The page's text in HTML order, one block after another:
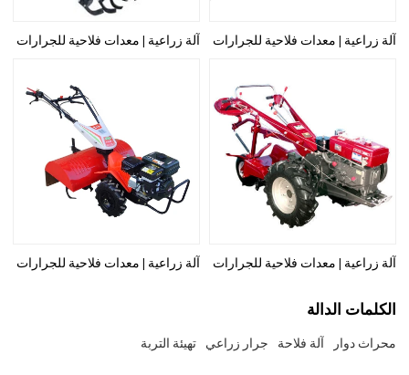
آلة زراعية | معدات فلاحية للجرارات آلة زراعية | معدات فلاحية للجرارات
آلة زراعية | معدات فلاحية للجرارات آلة زراعية | معدات فلاحية للجرارات
الكلمات الدالة
محراث دوار آلة فلاحة جرار زراعي تهيئة التربة